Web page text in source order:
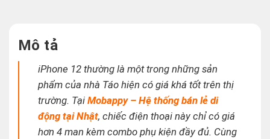
Mô tả
iPhone 12 thường là một trong những sản
phẩm của nhà Táo hiện có giá khá tốt trên thị
trường. TạiMobappy – Hệ thống bán lẻ di
động tại Nhật, chiếc điện thoại này chỉ có giá
hơn 4 man kèm combo phụ kiện đầy đủ. Cùng